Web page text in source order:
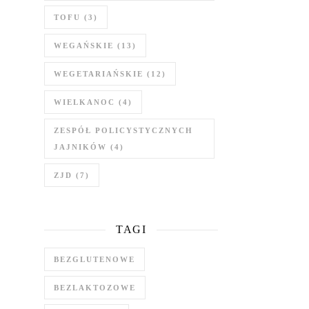
TOFU (3)
WEGAŃSKIE (13)
WEGETARIAŃSKIE (12)
WIELKANOC (4)
ZESPÓŁ POLICYSTYCZNYCH
JAJNIKÓW (4)
ZJD (7)
TAGI
BEZGLUTENOWE
BEZLAKTOZOWE